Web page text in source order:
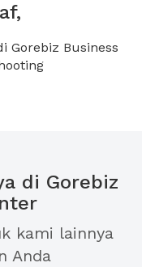
Gorebiz Business
di Gorebiz
kami lainnya
Anda